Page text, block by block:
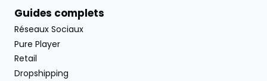
Guides complets
Réseaux Sociaux
Pure Player
Retail
Dropshipping